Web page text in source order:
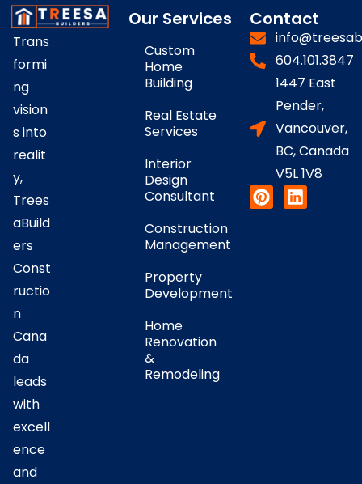
Trans
formi
ng
vision
s into
realit
y,
Trees
aBuild
ers
Const
ructio
n
Cana
da
leads
with
excell
ence
and
Our Services
Custom
Home
Building
Real Estate
Services
Interior
Design
Consultant
Construction
Management
Property
Development
Home
Renovation
&
Remodeling
Contact
604.101.3847
1447 East
Pender,
Vancouver,
BC, Canada
V5L 1V8